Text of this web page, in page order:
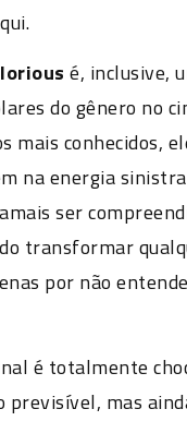
é, inclusive,
do gênero no
mais conhecidos,
na energia
ser
transformar
por não
é totalmente
previsível, mas